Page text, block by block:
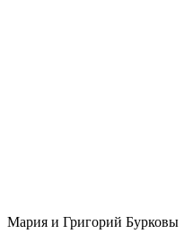
Мария и Григорий Бурковы